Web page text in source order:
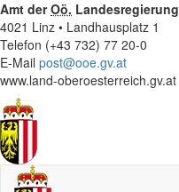
Amt derOö. Landesregierung
4021 Linz • Landhausplatz 1
Telefon (+43 732) 77 20-0
E-Mail post@ooe.gv.at
www.land-oberoesterreich.gv.at